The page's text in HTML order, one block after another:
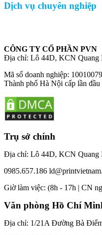
Dịch vụ chuyên nghiệp
CÔNG TY CỔ PHẦN PVN
Địa chỉ: Lô 44D, KCN Quang
Mã số doanh nghiệp:
Thành phố Hà Nội cấp lần
Trụ sở chính
Địa chỉ: Lô 44D, KCN Quang
0985.657.186
​Giờ làm việc: (8h - 17h | CN
Văn phòng Hồ Chí
Địa chỉ: 1/21A Đường Bà